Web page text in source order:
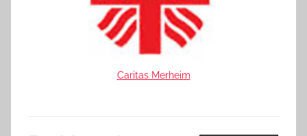
Caritas Merheim